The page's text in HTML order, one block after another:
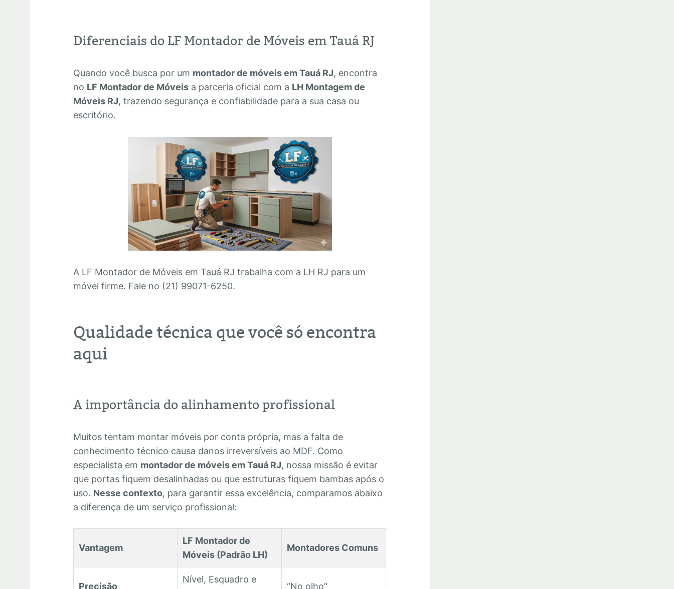
Diferenciais do LF Montador de Móveis em Tauá RJ
Quando você busca por um montador de móveis em Tauá RJ, encontra
no LF Montador de Móveis a parceria oficial com a LH Montagem de
Móveis RJ, trazendo segurança e confiabilidade para a sua casa ou
escritório.
A LF Montador de Móveis em Tauá RJ trabalha com a LH RJ para um
móvel firme. Fale no (21) 99071-6250.
Qualidade técnica que você só encontra
aqui
A importância do alinhamento profissional
Muitos tentam montar móveis por conta própria, mas a falta de
conhecimento técnico causa danos irreversíveis ao MDF. Como
especialista em montador de móveis em Tauá RJ, nossa missão é evitar
que portas fiquem desalinhadas ou que estruturas fiquem bambas após o
uso. Nesse contexto, para garantir essa excelência, comparamos abaixo
a diferença de um serviço profissional:
Vantagem
LF Montador de
Móveis (Padrão LH)
Montadores Comuns
Precisão
Nível, Esquadro e
“No olho”